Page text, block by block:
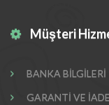
Müşteri
BANKA BİLGİLERİ
GARANTİ VE